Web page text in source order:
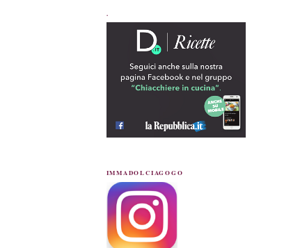
.
IMMADOLCIAGOGO